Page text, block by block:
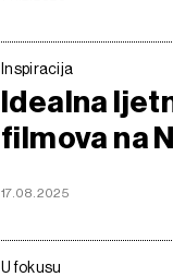
Inspiracija
Idealna
filmova na
17.08.2025
U fokusu